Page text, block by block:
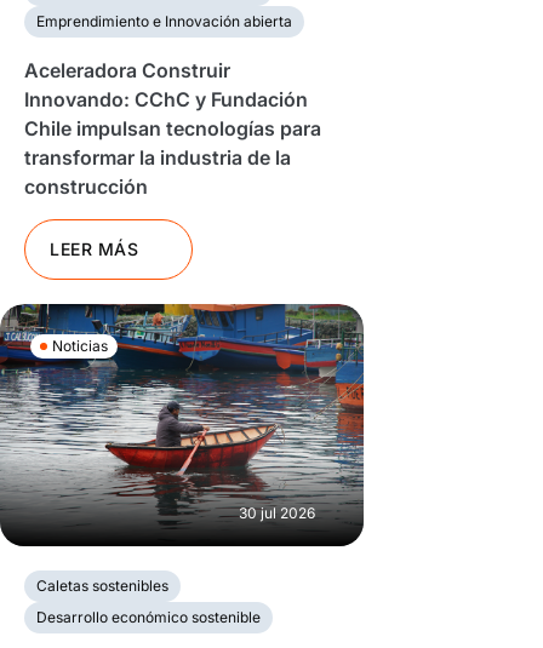
Emprendimiento e Innovación abierta
Aceleradora Construir
Innovando: CChC y Fundación
Chile impulsan tecnologías para
transformar la industria de la
construcción
LEER MÁS
Noticias
30 jul 2026
Caletas sostenibles
Desarrollo económico sostenible